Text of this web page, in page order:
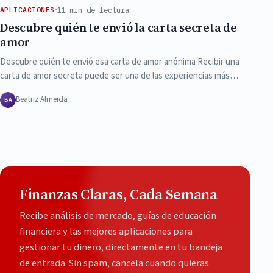
APLICACIONES 11 min de lectura
Descubre quién te envió la carta secreta de
amor
Descubre quién te envió esa carta de amor anónima Recibir una
carta de amor secreta puede ser una de las experiencias más…
BA Beatriz Almeida
Finanzas Claras, Cada Semana
Recibe análisis de mercado, guías de educación
financiera y las mejores aplicaciones para
gestionar tu dinero, directamente en tu bandeja
de entrada. Sin spam, cancela cuando quieras.